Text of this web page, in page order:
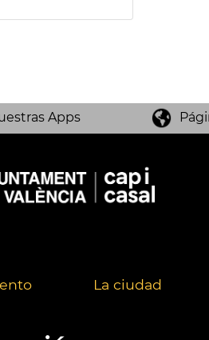
Apps
La ciudad